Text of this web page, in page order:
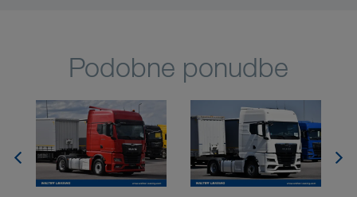
Podobne ponudbe